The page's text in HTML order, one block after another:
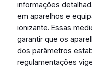
informações
em aparelhos e
ionizante. Essas
garantir que os
dos parâmetros
regulamentações